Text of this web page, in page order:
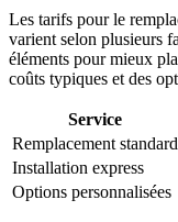
Les tarifs pour le
varient selon plusieurs
éléments pour mieux
coûts typiques et des
Service
Remplacement standard
Installation express
Options personnalisées